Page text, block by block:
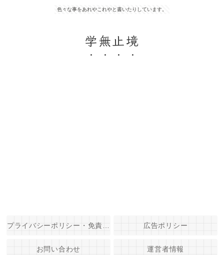
色々な事をあれやこれやと書いたりしています。
学無止境
広告ポリシー
お問い合わせ 運営者情報